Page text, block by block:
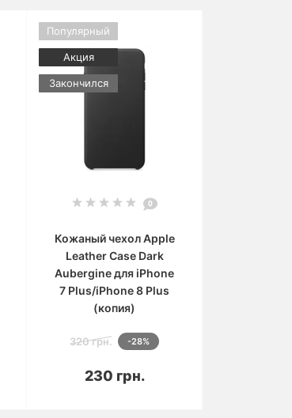
Популярный
Акция
Закончился
0
Кожаный чехол Apple
Leather Case Dark
Aubergine для iPhone
7 Plus/iPhone 8 Plus
(копия)
320 грн. -28%
230 грн.
В корзину